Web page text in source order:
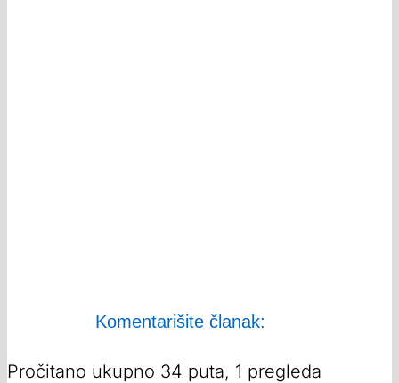
Komentarišite članak:
Pročitano ukupno 34 puta, 1 pregleda